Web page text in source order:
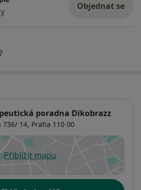
Objednat se
poradna Dikobrazz
736/ 14, Praha 110 00
Přiblížit mapuse otevře v nové záložce